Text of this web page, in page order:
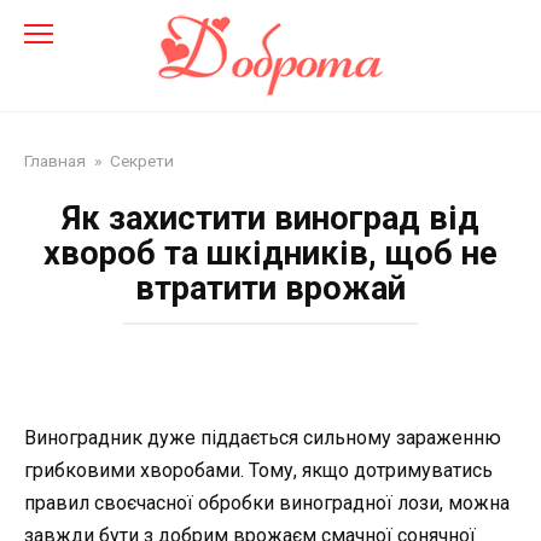
Главная » Секрети
Як захистити виноград від
хвороб та шкідників, щоб не
втратити врожай
Виноградник дуже піддається сильному зараженню
грибковими хворобами. Тому, якщо дотримуватись
правил своєчасної обробки виноградної лози, можна
завжди бути з добрим врожаєм смачної сонячної